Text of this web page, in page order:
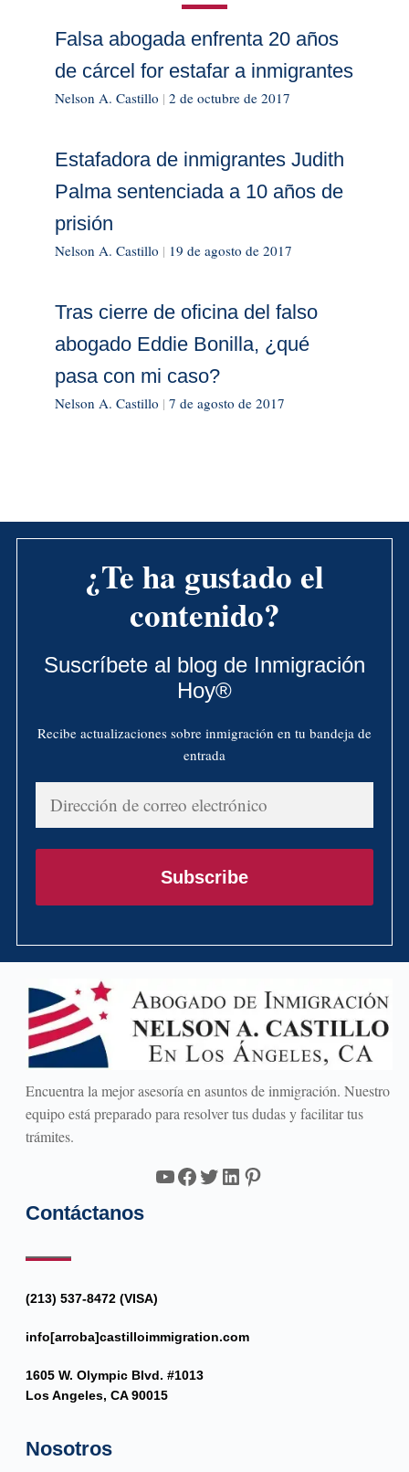
Falsa abogada enfrenta 20 años
de cárcel for estafar a inmigrantes
Nelson A. Castillo | 2 de octubre de 2017
Estafadora de inmigrantes Judith
Palma sentenciada a 10 años de
prisión
Nelson A. Castillo | 19 de agosto de 2017
Tras cierre de oficina del falso
abogado Eddie Bonilla, ¿qué
pasa con mi caso?
Nelson A. Castillo | 7 de agosto de 2017
¿Te ha gustado el
contenido?
Suscríbete al blog de Inmigración
Hoy®
Recibe actualizaciones sobre inmigración en tu bandeja de
entrada
Dirección
correo
Subscribe
Encuentra la mejor asesoría en asuntos de inmigración. Nuestro
equipo está preparado para resolver tus dudas y facilitar tus
trámites.
YouTube
Facebook
Twitter
LinkedIn
Pinterest
Contáctanos
(213) 537-8472 (VISA)
info[arroba]castilloimmigration.com
1605 W. Olympic Blvd. #1013
Los Angeles, CA 90015
Nosotros